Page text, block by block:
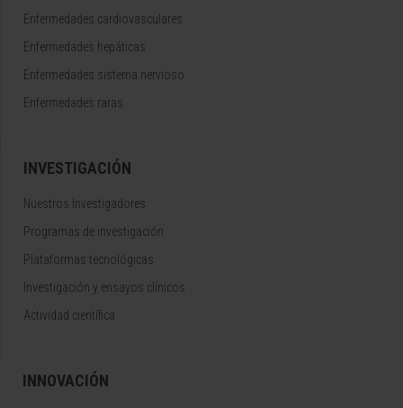
Enfermedades cardiovasculares
Enfermedades hepáticas
Enfermedades sistema nervioso
Enfermedades raras
INVESTIGACIÓN
Nuestros Investigadores
Programas de investigación
Plataformas tecnológicas
Investigación y ensayos clínicos
Actividad científica
INNOVACIÓN